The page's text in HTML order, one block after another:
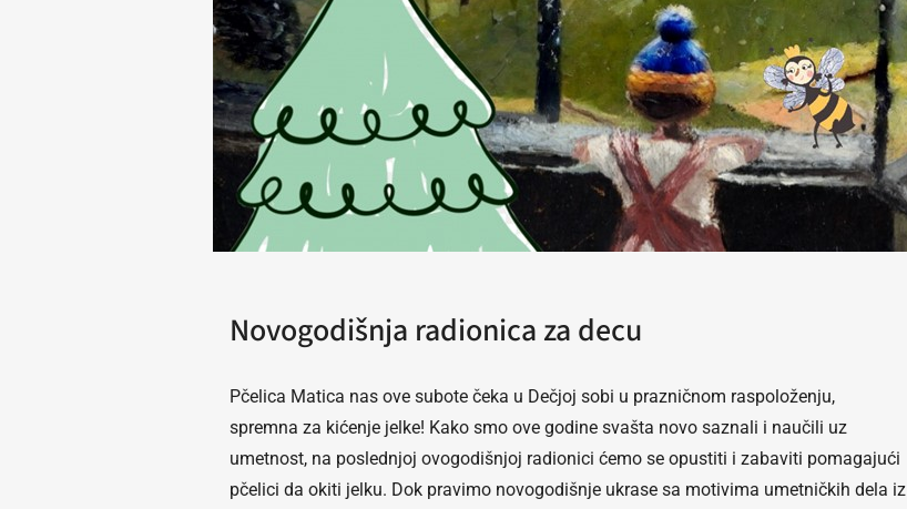
Novogodišnja radionica za decu
Pčelica Matica nas ove subote čeka u Dečjoj sobi u prazničnom raspoloženju,
spremna za kićenje jelke! Kako smo ove godine svašta novo saznali i naučili uz
umetnost, na poslednjoj ovogodišnjoj radionici ćemo se opustiti i zabaviti pomagajući
pčelici da okiti jelku. Dok pravimo novogodišnje ukrase sa motivima umetničkih dela iz